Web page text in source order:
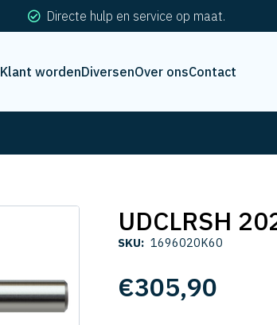
Directe hulp en service op maat.
Klant wordenDiversenOver onsContact
UDCLRSH
SKU: 1696020K60
€305,90